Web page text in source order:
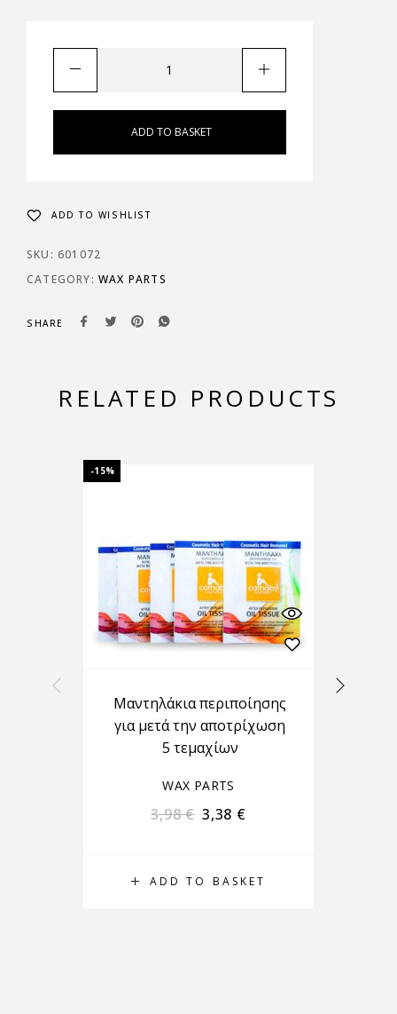
ADD TO BASKET
ADD TO WISHLIST
SKU: 601072
CATEGORY: WAX PARTS
SHARE
RELATED PRODUCTS
-15%
ADD TO BASKET
Μαντηλάκια περιποίησης
για μετά την αποτρίχωση
5 τεμαχίων
WAX PARTS
3,98€ 3,38 €